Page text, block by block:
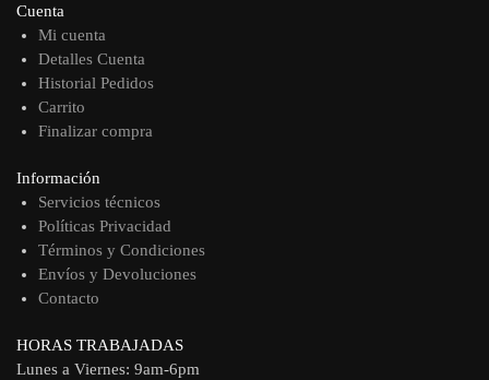
Cuenta
Mi cuenta
Detalles Cuenta
Historial Pedidos
Carrito
Finalizar compra
Información
Servicios técnicos
Políticas Privacidad
Términos y Condiciones
Envíos y Devoluciones
Contacto
HORAS TRABAJADAS
Lunes a Viernes: 9am-6pm